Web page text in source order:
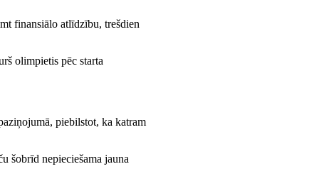
finansiālo atlīdzību, trešdien
olimpietis pēc starta
piebilstot, ka katram
šobrīd nepieciešama jauna